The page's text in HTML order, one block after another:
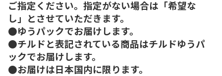
ご指定ください。指定がない場合は「希望な
し」とさせていただきます。
●ゆうパックでお届けします。
●チルドと表記されている商品はチルドゆうパ
ックでお届けします。
●お届けは日本国内に限ります。